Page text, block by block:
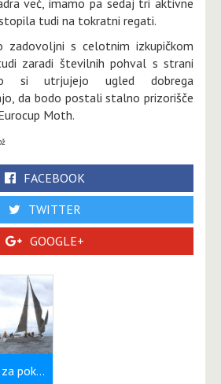
tudi na tokratni regati.
s celotnim izkupičkom
zaradi številnih pohval s strani
si utrjujejo ugled dobrega
da bodo postali stalno prizorišče
Moth.
FACEBOOK
TWITTER
GOOGLE+
ONE SAILS CUP za pokal Slovenije v roke Dušanu Puhu